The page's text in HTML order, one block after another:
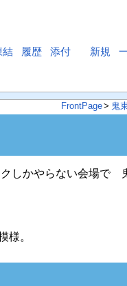
結 履歴 添付 新規
FrontPage> 鬼
しかやらない会場で
様。